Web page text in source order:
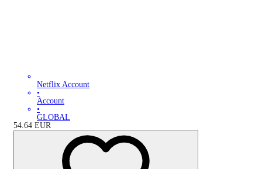
Netflix Account
•
Account
•
GLOBAL
54.64 EUR